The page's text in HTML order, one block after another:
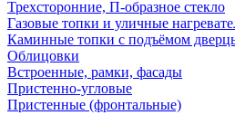
Трехсторонние, П-образное стекло
Газовые топки и уличные
Каминные топки с подъёмом
Облицовки
Встроенные, рамки, фасады
Пристенно-угловые
Пристенные (фронтальные)